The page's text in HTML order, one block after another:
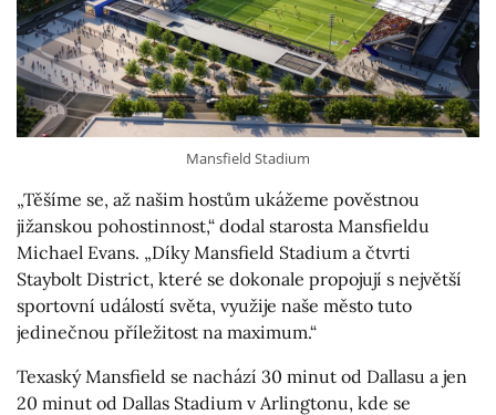
Mansfield Stadium
„Těšíme se, až našim hostům ukážeme pověstnou
jižanskou pohostinnost,“ dodal starosta Mansfieldu
Michael Evans. „Díky Mansfield Stadium a čtvrti
Staybolt District, které se dokonale propojují s největší
sportovní událostí světa, využije naše město tuto
jedinečnou příležitost na maximum.“
Texaský Mansfield se nachází 30 minut od Dallasu a jen
20 minut od Dallas Stadium v Arlingtonu, kde se